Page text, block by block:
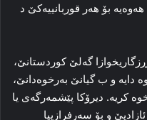
بۆ هەر قوربانيیەکێ د
گەلێ کوردستانێ،
دايه‌ و ب گیانێ به‌رخوەدانێ،
کریە. دیرۆکا پێشمەرگەی یا
و بۆ سەرفرازییا